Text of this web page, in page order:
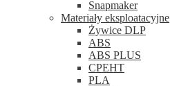
Snapmaker
Materiały eksploatacyjne
Żywice DLP
ABS
ABS PLUS
CPEHT
PLA